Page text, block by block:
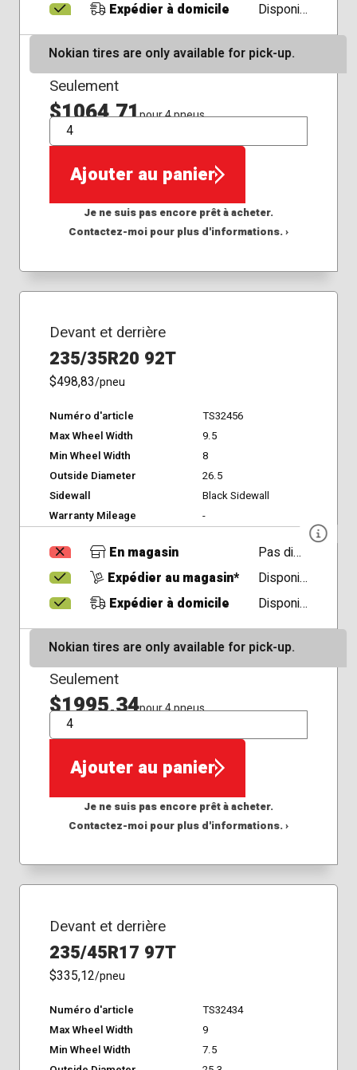
Expédier à domicile Disponible
Nokian tires are only available for pick-up.
Seulement
$1064,71pour 4 pneus
QTÉ
Ajouter au panier
Je ne suis pas encore prêt à acheter.
Contactez-moi pour plus d'informations. ›
Devant et derrière
235/35R20 92T
$498,83/pneu
Numéro d'article
TS32456
Max Wheel Width
9.5
Min Wheel Width
8
Outside Diameter
26.5
Sidewall
Black Sidewall
Warranty Mileage
-
En magasin
Pas disponible
Expédier au magasin*
Disponible
Expédier à domicile
Disponible
Nokian tires are only available for pick-up.
Seulement
$1995,34pour 4 pneus
QTÉ
Ajouter au panier
Je ne suis pas encore prêt à acheter.
Contactez-moi pour plus d'informations. ›
Devant et derrière
235/45R17 97T
$335,12/pneu
Numéro d'article
TS32434
Max Wheel Width
9
Min Wheel Width
7.5